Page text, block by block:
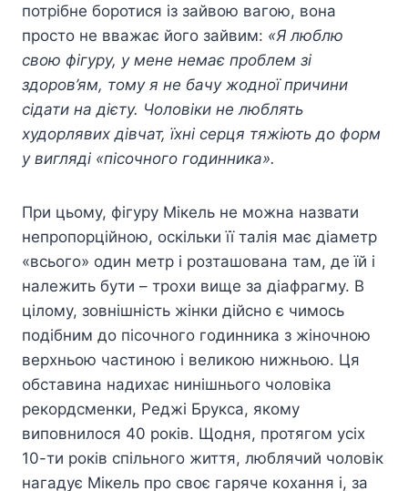
потрібне боротися із зайвою вагою, вона
просто не вважає його зайвим: «Я люблю
свою фігуру, у мене немає проблем зі
здоров’ям, тому я не бачу жодної причини
сідати на дієту. Чоловіки не люблять
худорлявих дівчат, їхні серця тяжіють до форм
у вигляді «пісочного годинника».
При цьому, фігуру Мікель не можна назвати
непропорційною, оскільки її талія має діаметр
«всього» один метр і розташована там, де їй і
належить бути – трохи вище за діафрагму. В
цілому, зовнішність жінки дійсно є чимось
подібним до пісочного годинника з жіночною
верхньою частиною і великою нижньою. Ця
обставина надихає нинішнього чоловіка
рекордсменки, Реджі Брукса, якому
виповнилося 40 років. Щодня, протягом усіх
10-ти років спільного життя, люблячий чоловік
нагадує Мікель про своє гаряче кохання і, за